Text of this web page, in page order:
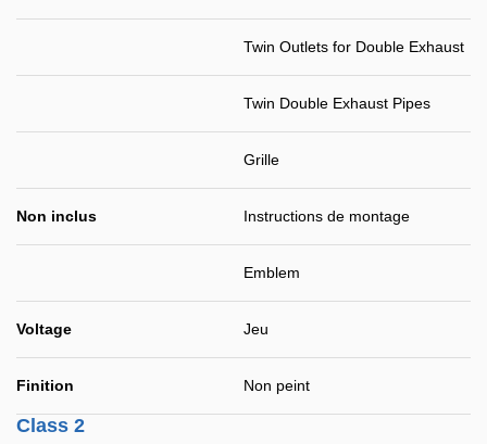
Twin Outlets for Double Exhaust
Twin Double Exhaust Pipes
Grille
Non inclus Instructions de montage
Emblem
Voltage Jeu
Finition Non peint
Class 2